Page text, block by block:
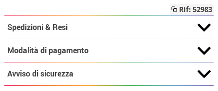
Rif: 52983
Spedizioni & Resi
Modalità di pagamento
Avviso di sicurezza